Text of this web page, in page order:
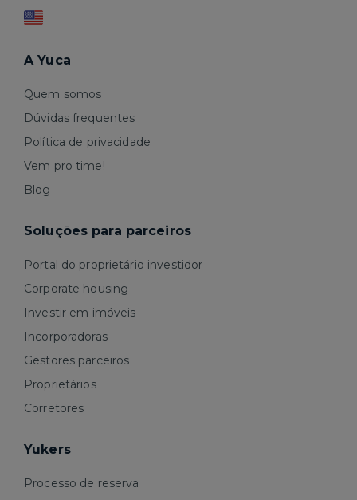
A Yuca
Quem somos
Dúvidas frequentes
Política de privacidade
Vem pro time!
Blog
Soluções para parceiros
Portal do proprietário investidor
Corporate housing
Investir em imóveis
Incorporadoras
Gestores parceiros
Proprietários
Corretores
Yukers
Processo de reserva